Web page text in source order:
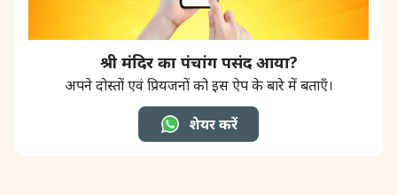
31 August, 2026 Kajari Teej
31 August, 2026 Maha Sangada Hara Chathurti
श्री मंदिर का पंचांग पसंद आया?
अपने दोस्तों एवं प्रियजनों को इस ऐप के बारे में बताएँ।
शेयर करें